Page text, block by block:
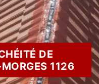
DE
1126